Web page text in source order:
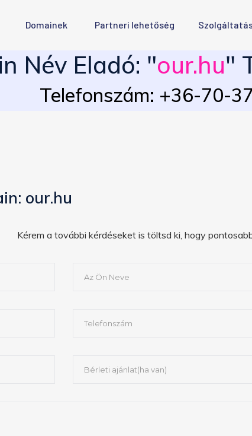
Domainek Partneri lehetőség
Név Eladó: "our.hu"
Telefonszám: +36-70-
our.hu
Kérem a további kérdéseket is töltsd ki, hogy